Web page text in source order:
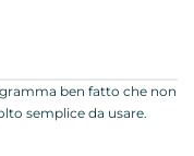
ben fatto che non
semplice da usare.